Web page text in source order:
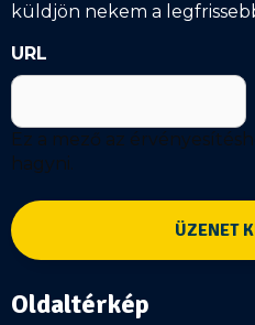
*
"
kötelező
mezőket
Név
*
küldjön nekem a
URL
Ez a mező az
hagyni.
Oldaltérkép